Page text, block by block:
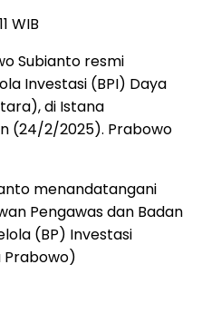
WIB
Subianto resmi
Investasi (BPI) Daya
di Istana
(24/2/2025). Prabowo